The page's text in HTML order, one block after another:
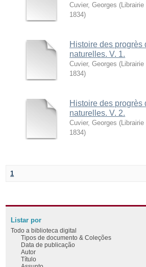
Cuvier, Georges (
1834)
Histoire des progrès
naturelles. V. 1.
Cuvier, Georges (
1834)
Histoire des progrès
naturelles. V. 2.
Cuvier, Georges (
1834)
1
Listar por
Todo a biblioteca digital
Tipos de documento & Coleções
Data de publicação
Autor
Título